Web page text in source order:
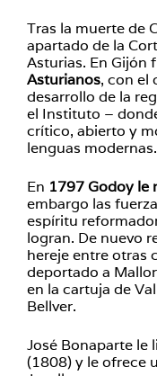
Tras la muerte de
apartado de la
Asturias. En Gijón
Asturianos, con el
desarrollo de la
el Instituto –
crítico, abierto y
lenguas modernas.
En 1797 Godoy le
embargo las
espíritu
logran. De nuevo
hereje entre otras
deportado a
en la cartuja de
Bellver.
José Bonaparte le
(1808) y le ofrece